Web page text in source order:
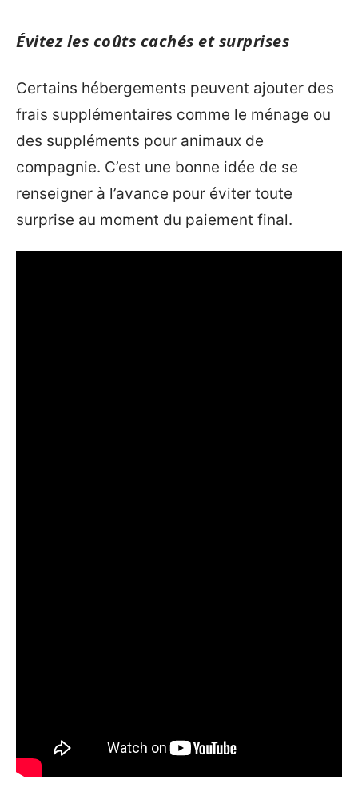
Évitez les coûts cachés et surprises
Certains hébergements peuvent ajouter des
frais supplémentaires comme le ménage ou
des suppléments pour animaux de
compagnie. C’est une bonne idée de se
renseigner à l’avance pour éviter toute
surprise au moment du paiement final.